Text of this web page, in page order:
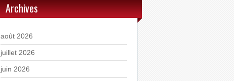
Archives
août 2026
juillet 2026
juin 2026